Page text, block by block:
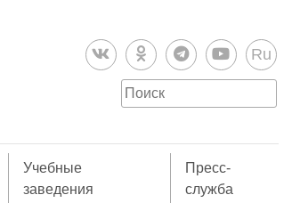
Ru
Учебные
заведения
Пресс-
служба